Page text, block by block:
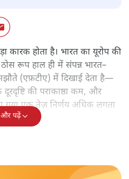
कारक होता है। भारत का यूरोप की
रूप हाल ही में संपन्न भारत–
(एफ़टीए) में दिखाई देता है—
की पराकाष्ठा कम, और
गया एक तेज़ निर्णय अधिक लगता
और पढ़ें